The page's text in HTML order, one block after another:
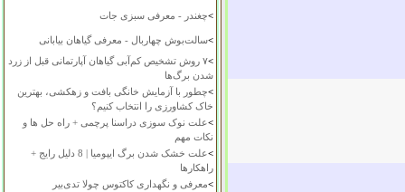
>چغندر - معرفی سبزی جات
>سالت‌بوش چهاربال - معرفی گیاهان بیابانی
>
۷ روش تشخیص کم‌آبی گیاهان آپارتمانی قبل از زرد
شدن برگ‌ها
>چطور با آزمایش خانگی بافت و زهکشی، بهترین
خاک کشاورزی را انتخاب کنیم؟
>علت نوک سوزی دراسنا پرچمی + راه حل ها و
نکات مهم
>
علت خشک شدن برگ ایپومیا | 8 دلیل رایج +
راهکارها
>معرفی و نگهداری کاکتوس چولا تدی‌بیر